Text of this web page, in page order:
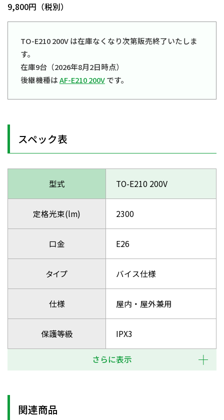
9,800円（税別）
TO-E210 200V は在庫なくなり次第販売終了いたしま
す。
在庫9台（2026年8月2日時点）
後継機種はAF-E210 200Vです。
スペック表
型式 TO-E210 200V
定格光束(lm) 2300
口金 E26
タイプ バイス仕様
仕様 屋内・屋外兼用
保護等級 IPX3
さらに表示
関連商品